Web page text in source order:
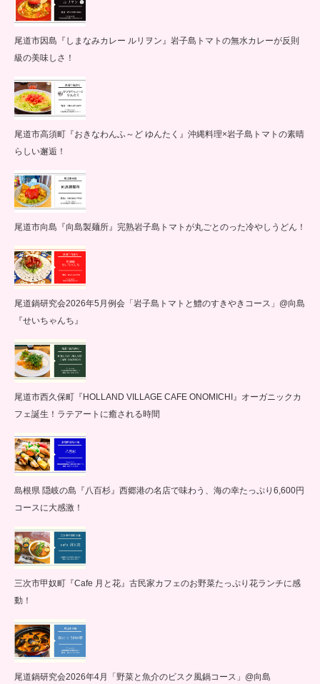
尾道市因島『しまなみカレー ルリヲン』岩子島トマトの無水カレーが反則
級の美味しさ！
尾道市高須町『おきなわんふ～ど ゆんたく』沖縄料理×岩子島トマトの素晴
らしい邂逅！
尾道市向島『向島製麺所』完熟岩子島トマトが丸ごとのった冷やしうどん！
尾道鍋研究会2026年5月例会「岩子島トマトと鱧のすきやきコース」@向島
『せいちゃんち』
尾道市西久保町『HOLLAND VILLAGE CAFE ONOMICHI』オーガニックカ
フェ誕生！ラテアートに癒される時間
島根県 隠岐の島『八百杉』西郷港の名店で味わう、海の幸たっぷり6,600円
コースに大感激！
三次市甲奴町『Cafe 月と花』古民家カフェのお野菜たっぷり花ランチに感
動！
尾道鍋研究会2026年4月「野菜と魚介のビスク風鍋コース」@向島